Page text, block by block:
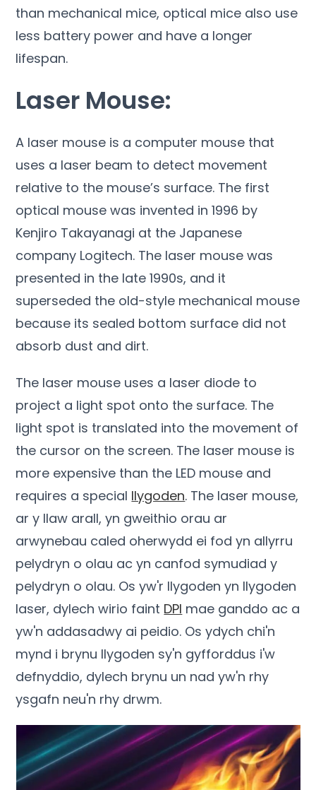
than mechanical mice, optical mice also use
less battery power and have a longer
lifespan.
Laser Mouse:
A laser mouse is a computer mouse that
uses a laser beam to detect movement
relative to the mouse’s surface. The first
optical mouse was invented in 1996 by
Kenjiro Takayanagi at the Japanese
company Logitech. The laser mouse was
presented in the late 1990s, and it
superseded the old-style mechanical mouse
because its sealed bottom surface did not
absorb dust and dirt.
The laser mouse uses a laser diode to
project a light spot onto the surface. The
light spot is translated into the movement of
the cursor on the screen. The laser mouse is
more expensive than the LED mouse and
requires a special llygoden. The laser mouse,
ar y llaw arall, yn gweithio orau ar
arwynebau caled oherwydd ei fod yn allyrru
pelydryn o olau ac yn canfod symudiad y
pelydryn o olau. Os yw'r llygoden yn llygoden
laser, dylech wirio faint DPI mae ganddo ac a
yw'n addasadwy ai peidio. Os ydych chi'n
mynd i brynu llygoden sy'n gyfforddus i'w
defnyddio, dylech brynu un nad yw'n rhy
ysgafn neu'n rhy drwm.